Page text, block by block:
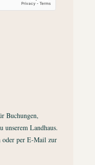
Buchungen,
unserem Landhaus.
oder per E-Mail zur